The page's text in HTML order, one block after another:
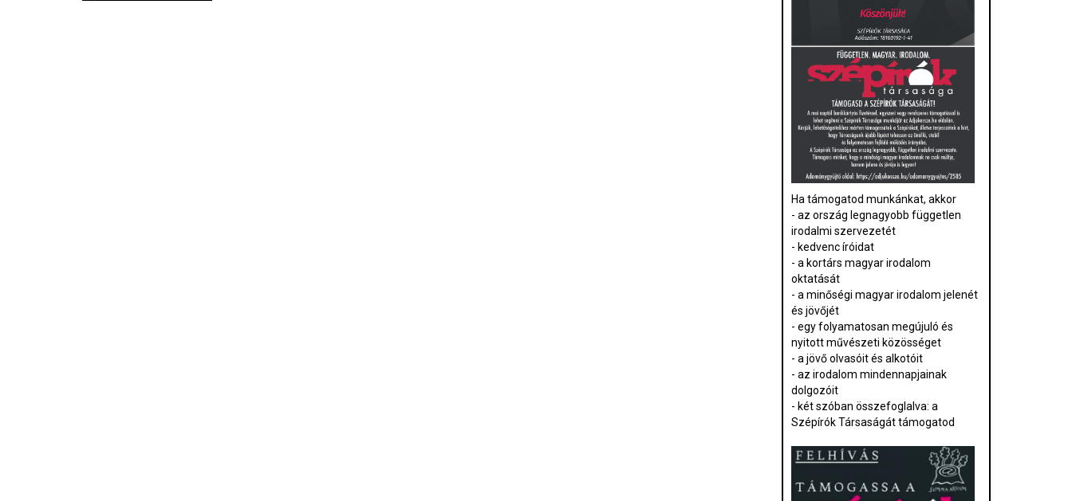
Ha támogatod munkánkat, akkor
- az ország legnagyobb független
irodalmi szervezetét
- kedvenc íróidat
- a kortárs magyar irodalom
oktatását
- a minőségi magyar irodalom jelenét
és jövőjét
- egy folyamatosan megújuló és
nyitott művészeti közösséget
- a jövő olvasóit és alkotóit
- az irodalom mindennapjainak
dolgozóit
- két szóban összefoglalva: a
Szépírók Társaságát támogatod